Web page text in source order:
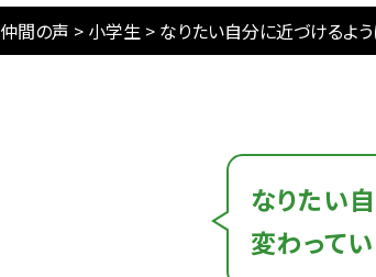
仲間の声 > 小学生 > なりたい自分に近づけるよう
なりたい
変わってい